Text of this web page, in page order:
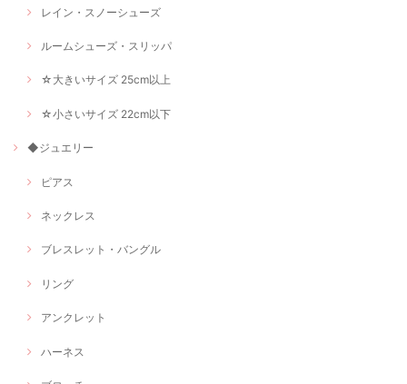
レイン・スノーシューズ
ルームシューズ・スリッパ
☆大きいサイズ 25cm以上
☆小さいサイズ 22cm以下
◆ジュエリー
ピアス
ネックレス
ブレスレット・バングル
リング
アンクレット
ハーネス